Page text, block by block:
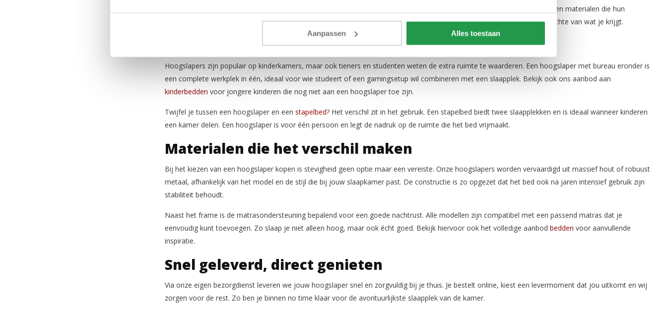
Aanpassen Alles toestaan
De hoogslapers in ons assortiment zijn gebouwd om dagelijks gebruik te doorstaan. Stabiele frames, deugdelijke ladders en materialen die hun
kwaliteit behouden, zorgen ervoor dat je jarenlang plezier hebt van je aankoop. En dat voor een prijs die eerlijk is ten opzichte van wat je krijgt.
Voor kinderen én tieners: een bed dat meegroeit
Hoogslapers zijn populair op kinderkamers, maar ook tieners en studenten weten de extra ruimte te waarderen. Een hoogslaper met bureau eronder is
een complete werkplek in één, ideaal voor wie studeert of een gamingsetup wil combineren met een slaapplek. Bekijk ook ons aanbod aan
kinderbedden voor jongere kinderen die nog niet aan een hoogslaper toe zijn.
Twijfel je tussen een hoogslaper en een stapelbed? Het verschil zit in het gebruik. Een stapelbed biedt twee slaapplekken en is ideaal wanneer kinderen
een kamer delen. Een hoogslaper is voor één persoon en legt de nadruk op de ruimte die het bed vrijmaakt.
Materialen die het verschil maken
Bij het kiezen van een hoogslaper kopen is stevigheid geen optie maar een vereiste. Onze hoogslapers worden vervaardigd uit massief hout of robuust
metaal, afhankelijk van het model en de stijl die bij jouw slaapkamer past. De constructie is zo opgezet dat het bed ook na jaren intensief gebruik zijn
stabiliteit behoudt.
Naast het frame is de matrasondersteuning bepalend voor een goede nachtrust. Alle modellen zijn compatibel met een passend matras dat je
eenvoudig kunt toevoegen. Zo slaap je niet alleen hoog, maar ook écht goed. Bekijk hiervoor ook het volledige aanbod bedden voor aanvullende
inspiratie.
Snel geleverd, direct genieten
Via onze eigen bezorgdienst leveren we jouw hoogslaper snel en zorgvuldig bij je thuis. Je bestelt online, kiest een levermoment dat jou uitkomt en wij
zorgen voor de rest. Zo ben je binnen no time klaar voor de avontuurlijkste slaapplek van de kamer.